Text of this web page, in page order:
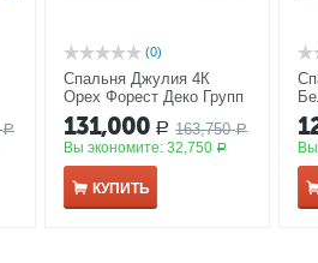
Р
(0)
Спальня Джулия 4К
Орех Форест Деко Групп
(с комодом)
131,000 Р 163,750 Р
Вы экономите:32,750 Р
КУПИТЬ